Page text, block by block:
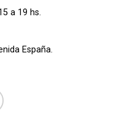
a 19 hs.
España.